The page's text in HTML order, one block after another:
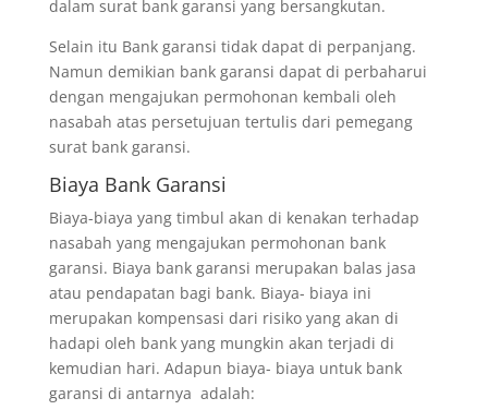
dalam surat bank garansi yang bersangkutan.
Selain itu Bank garansi tidak dapat di perpanjang.
Namun demikian bank garansi dapat di perbaharui
dengan mengajukan permohonan kembali oleh
nasabah atas persetujuan tertulis dari pemegang
surat bank garansi.
Biaya Bank Garansi
Biaya-biaya yang timbul akan di kenakan terhadap
nasabah yang mengajukan permohonan bank
garansi. Biaya bank garansi merupakan balas jasa
atau pendapatan bagi bank. Biaya- biaya ini
merupakan kompensasi dari risiko yang akan di
hadapi oleh bank yang mungkin akan terjadi di
kemudian hari. Adapun biaya- biaya untuk bank
garansi di antarnya adalah: